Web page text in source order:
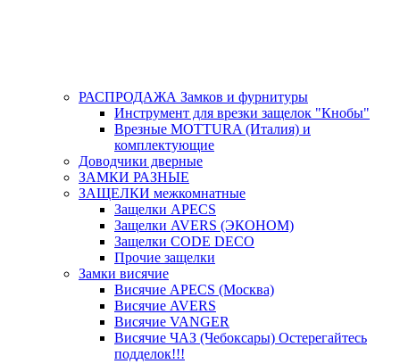
РАСПРОДАЖА Замков и фурнитуры
Инструмент для врезки защелок "Кнобы"
Врезные MOTTURA (Италия) и
комплектующие
Доводчики дверные
ЗАМКИ РАЗНЫЕ
ЗАЩЕЛКИ межкомнатные
Защелки APECS
Защелки AVERS (ЭКОНОМ)
Защелки CODE DECO
Прочие защелки
Замки висячие
Висячие APECS (Москва)
Висячие AVERS
Висячие VANGER
Висячие ЧАЗ (Чебоксары) Остерегайтесь
подделок!!!